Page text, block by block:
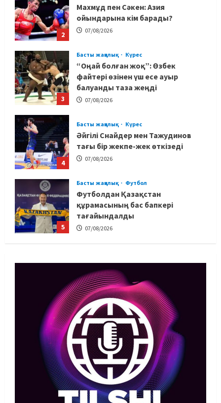
2
Махмұд пен Сәкен: Азия
ойындарына кім барады?
07/08/2026
3
Басты жаңалық Күрес
“Оңай болған жоқ”: Өзбек
файтері өзінен үш есе ауыр
балуанды таза жеңді
07/08/2026
4
Басты жаңалық Күрес
Әйгілі Снайдер мен Тажудинов
тағы бір жекпе-жек өткізеді
07/08/2026
5
Басты жаңалық Футбол
Футболдан Қазақстан
құрамасының бас бапкері
тағайындалды
07/08/2026
1
менеджері Арман Әшімов жайлы
жағымсыз оқиғаны айтты
07/08/2026
2
Басты жаңалық Бокс
Махмұд пен Сәкен: Азия
ойындарына кім барады?
07/08/2026
Басты жаңалық Күрес
“Оңай болған жоқ”: Өзбек
файтері өзінен үш есе ауыр